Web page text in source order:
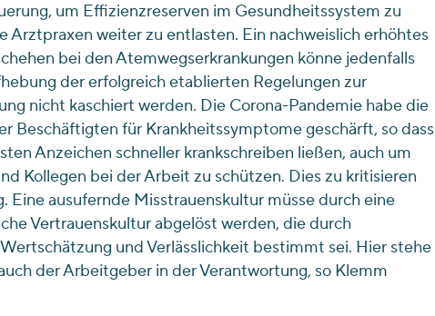
um Effizienzreserven im Gesundheitssystem zu
Arztpraxen weiter zu entlasten. Ein nachweislich erhöhtes
bei den Atemwegserkrankungen könne jedenfalls
der erfolgreich etablierten Regelungen zur
nicht kaschiert werden. Die Corona-Pandemie habe die
Beschäftigten für Krankheitssymptome geschärft, so dass
Anzeichen schneller krankschreiben ließen, auch um
Kollegen bei der Arbeit zu schützen. Dies zu kritisieren
Eine ausufernde Misstrauenskultur müsse durch eine
Vertrauenskultur abgelöst werden, die durch
und Verlässlichkeit bestimmt sei. Hier stehe
der Arbeitgeber in der Verantwortung, so Klemm